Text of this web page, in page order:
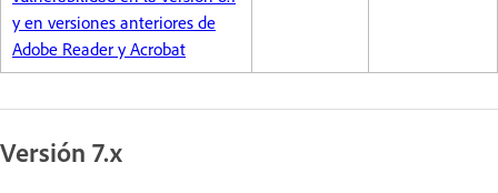
y en versiones anteriores de
Adobe Reader y Acrobat
Versión 7.x